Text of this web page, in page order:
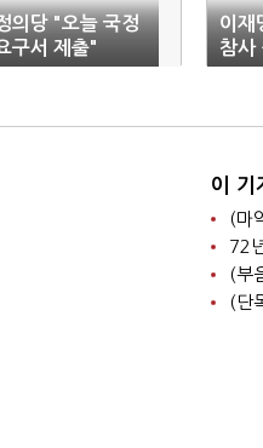
의당 "오늘 국정
구서 제출"
이재
참사
웃긴
이 기
72
(부
(단